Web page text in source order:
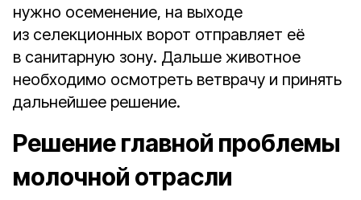
нужно осеменение, на выходе
из селекционных ворот отправляет её
в санитарную зону. Дальше животное
необходимо осмотреть ветврачу и принять
дальнейшее решение.
Решение главной проблемы
молочной отрасли